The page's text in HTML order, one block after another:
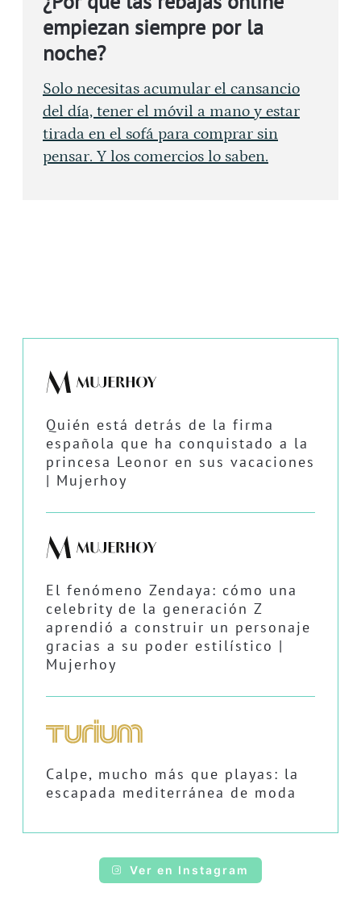
empiezan siempre por la
noche?
Solo necesitas acumular el cansancio
del día, tener el móvil a mano y estar
tirada en el sofá para comprar sin
pensar. Y los comercios lo saben.
Quién está detrás de la firma
española que ha conquistado a la
princesa Leonor en sus vacaciones
| Mujerhoy
El fenómeno Zendaya: cómo una
celebrity de la generación Z
aprendió a construir un personaje
gracias a su poder estilístico |
Mujerhoy
Calpe, mucho más que playas: la
escapada mediterránea de moda
Ver en Instagram